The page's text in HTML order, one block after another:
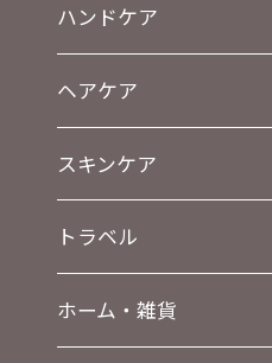
ハンドケア
ヘアケア
スキンケア
トラベル
ホーム・雑貨